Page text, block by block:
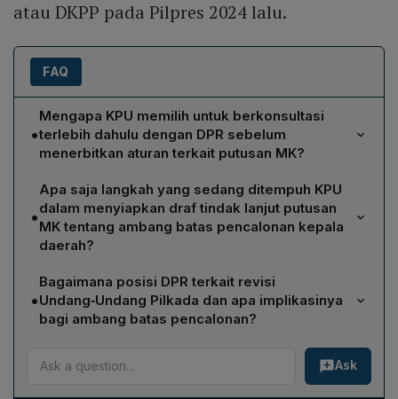
atau DKPP pada Pilpres 2024 lalu.
FAQ
•
Mengapa KPU memilih untuk berkonsultasi
terlebih dahulu dengan DPR sebelum
menerbitkan aturan terkait putusan MK?
KPU enggan terburu‑buru menerbitkan aturan karena
sebelumnya pernah mendapat teguran dari DKPP
karena menindaklanjuti Putusan MK Nomor
90/PUU‑XXI/2023 tanpa konsultasi. Untuk menghindari
guna memperoleh masukan dan memastikan prosedur
yang dijalankan sesuai mekanisme legislasi yang
berlaku.
•
Apa saja langkah yang sedang ditempuh KPU
dalam menyiapkan draf tindak lanjut putusan
MK tentang ambang batas pencalonan kepala
daerah?
KPU menyatakan masih memiliki waktu karena
Peraturan KPU akan dipakai pada pendaftaran calon
kepala daerah tanggal 27‑29 Agustus Saat ini KPU
sedang melakukan komunikasi intensif dengan DPR,
menyusun draf peraturan yang mencerminkan putusan
MK, serta memastikan bahwa proses penyusunan tidak
melanggar prosedur konsultasi yang sebelumnya
•
Bagaimana posisi DPR terkait revisi
Undang‑Undang Pilkada dan apa implikasinya
bagi ambang batas pencalonan?
DPR awalnya akan menggelar rapat dengan KPU untuk
menanggapi putusan MK tentang ambang batas
pencalonan. Namun, politisi Senayan kemudian
Ask